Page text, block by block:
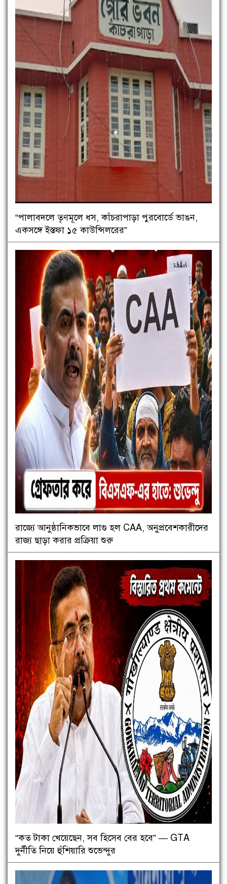
“পালাবদলে তৃণমূলে ধস, কাঁচরাপাড়া পুরবোর্ডে ভাঙন,
একসঙ্গে ইস্তফা ১৫ কাউন্সিলরের”
রাজ্যে আনুষ্ঠানিকভাবে লাগু হল CAA, অনুপ্রবেশকারীদের
রাজ্য ছাড়া করার প্রক্রিয়া শুরু
“কত টাকা খেয়েছেন, সব হিসেব বের হবে” — GTA
দুর্নীতি নিয়ে হুঁশিয়ারি শুভেন্দুর